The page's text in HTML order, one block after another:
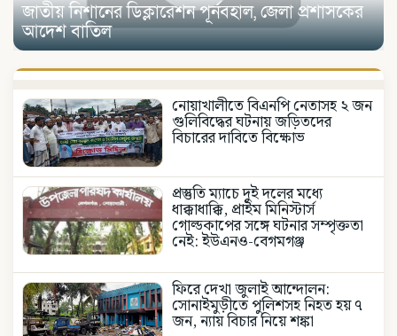
জাতীয় নিশানের ডিক্লারেশন পূর্নবহাল, জেলা প্রশাসকের
আদেশ বাতিল
নোয়াখালীতে বিএনপি নেতাসহ ২ জন
গুলিবিদ্ধের ঘটনায় জড়িতদের
বিচারের দাবিতে বিক্ষোভ
প্রস্তুতি ম্যাচে দুই দলের মধ্যে
ধাক্কাধাক্কি, প্রাইম মিনিস্টার্স
গোল্ডকাপের সঙ্গে ঘটনার সম্পৃক্ততা
নেই: ইউএনও-বেগমগঞ্জ
ফিরে দেখা জুলাই আন্দোলন:
সোনাইমুড়ীতে পুলিশসহ নিহত হয় ৭
জন, ন্যায় বিচার নিয়ে শঙ্কা